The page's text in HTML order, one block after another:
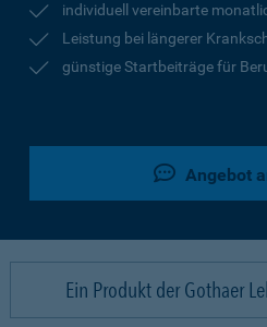
individuell vereinbarte
Leistung bei längerer
günstige Startbeiträge für
Angebot
Ein Produkt der Gothaer